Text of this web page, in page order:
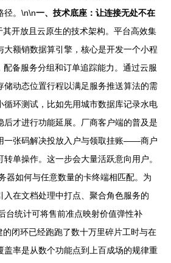
径。\n\n一、技术底座：让连接无处不在
开放且云原生的技术架构。平台高效集
大额销数据算引擎，核心是开发一个小程
配备服务分组和订单追踪能力。通过云服
储动态位置行程以满足服务推送算法的需
循环测试，比如先用城市数据库记录水电
后才进行功能延展。厂商客户端的普及是
一张码解决投放入户与领取挂账——商户
单操作。这一步会大量活跃意向用户。
器如何与任意数量的卡终端相匹配。为
入在文档处理中打点、聚合角色服务的
台统计可将售前准点映射价值弹性补
闭环已经跑跑了数十万里碎片工时与在
盖率是从数个功能点到上百成场的规律重